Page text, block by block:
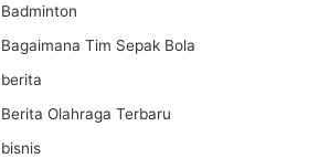
Badminton
Bagaimana Tim Sepak Bola
berita
Berita Olahraga Terbaru
bisnis